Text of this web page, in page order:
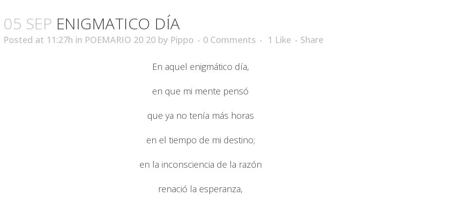
05 SEP ENIGMATICO DÍA
Posted at 11:27h in POEMARIO 20 20 by Pippo 0 Comments 1 Like Share
En aquel enigmático día,
en que mi mente pensó
que ya no tenía más horas
en el tiempo de mi destino;
en la inconsciencia de la razón
renació la esperanza,